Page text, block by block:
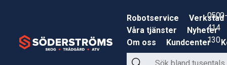
Robotservice
Verkstad
Våra tjänster
Nyheter
Om oss
Kundcenter
Sök
0500-
414
130